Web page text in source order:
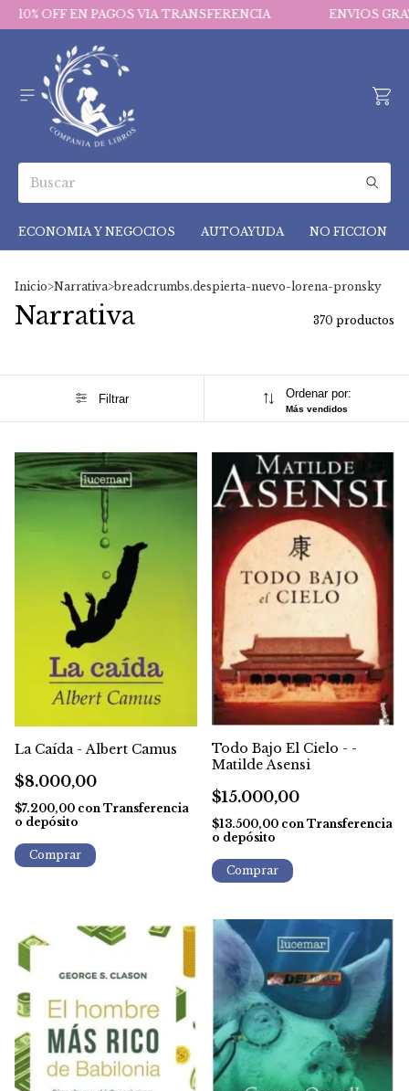
EN PAGOS VIA TRANSFERENCIA ENVIOS GRATIS EN
ECONOMIA Y NEGOCIOS AUTOAYUDA NO FICCION
Inicio>Narrativa>breadcrumbs.despierta-nuevo-lorena-pronsky
Narrativa 370 productos
Filtrar Ordenar por:
Más vendidos
La Caída - Albert Camus
$8.000,00
$7.200,00 con Transferencia
o depósito
/
Todo Bajo El Cielo - -
Matilde Asensi
$15.000,00
$13.500,00 con Transferencia
o depósito